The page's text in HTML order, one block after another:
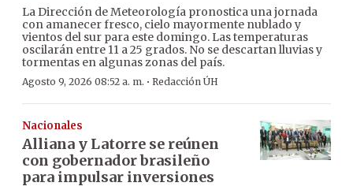
La Dirección de Meteorología pronostica una jornada
con amanecer fresco, cielo mayormente nublado y
vientos del sur para este domingo. Las temperaturas
oscilarán entre 11 a 25 grados. No se descartan lluvias y
tormentas en algunas zonas del país.
Agosto 9, 2026 08:52 a. m. · Redacción ÚH
Nacionales
Alliana y Latorre se reúnen
con gobernador brasileño
para impulsar inversiones